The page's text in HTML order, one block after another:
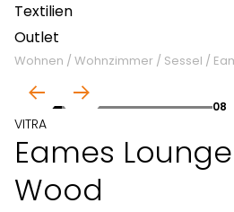
Textilien
Outlet
Wohnen / Wohnzimmer / Sessel /
08
VITRA
Eames
Wood